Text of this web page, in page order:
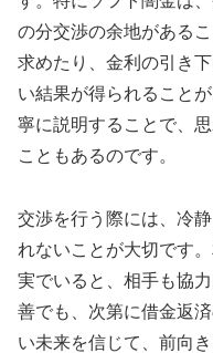
の分交渉の余地がある
求めたり、金利の引き
い結果が得られること
寧に説明することで、
こともあるのです。
交渉を行う際には、冷
れないことが大切です
実でいると、相手も協
善でも、次第に借金返
い未来を信じて、前向